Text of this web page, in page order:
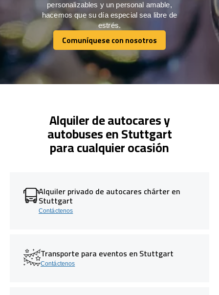
personalizables y un personal amable,
hacemos que su día especial sea libre de
estrés.
Comuníquese con nosotros
Comuníquese con nosotros
Alquiler de autocares y
autobuses en Stuttgart
para cualquier ocasión
Alquiler privado de autocares chárter en
Stuttgart
Contáctenos
Transporte para eventos en Stuttgart
Contáctenos